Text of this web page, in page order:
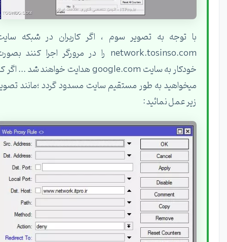
با توجه به تصویر سوم ، اگر کاربران در شبکه سایت
network.tosinso.com را در مرورگر اجرا کنند بصورت
خودکار به سایت google.com هدایت خواهند شد ... اگر که
میخواهید به طور مستقیم سایت مسدود گردد ؛مانند تصویر
زیر عمل نمائید :